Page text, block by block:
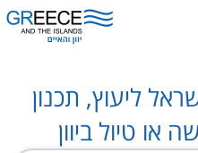
ליעוץ, תכנון
או טיול ביוון